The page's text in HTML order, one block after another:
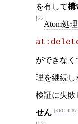
を有して構
[22]
Atom処
ができな
理を継続し
検証に失敗
せん RFC 4287